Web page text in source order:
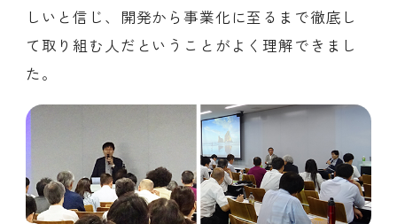
しいと信じ、開発から事業化に至るまで徹底し
て取り組む人だということがよく理解できまし
た。